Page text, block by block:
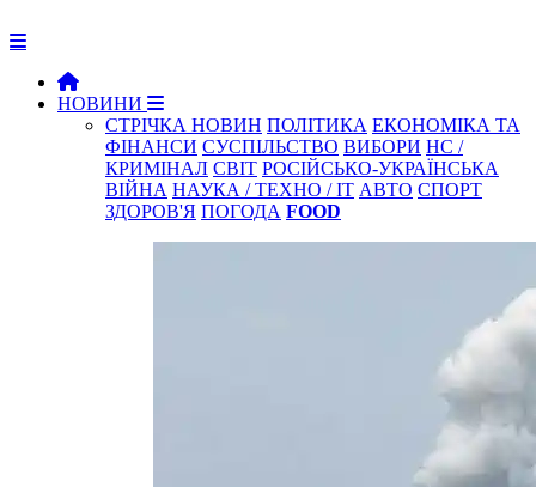
НОВИНИ
СТРІЧКА НОВИН ПОЛІТИКА ЕКОНОМІКА ТА
ФІНАНСИ СУСПІЛЬСТВО ВИБОРИ НС /
КРИМІНАЛ СВІТ РОСІЙСЬКО-УКРАЇНСЬКА
ВІЙНА НАУКА / ТЕХНО / IT АВТО СПОРТ
ЗДОРОВ'Я ПОГОДА FOOD